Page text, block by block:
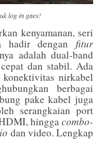
log in gaes!
kenyamanan, seri
hadir dengan fitur
adalah dual-band
dan stabil. Ada
konektivitas nirkabel
berbagai
pake kabel juga
serangkaian port
hinggacombo-
dan video. Lengkap